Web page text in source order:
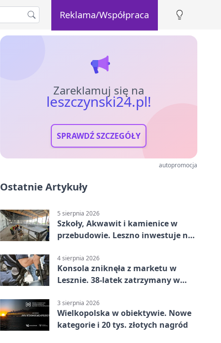
Reklama/Współpraca
Zareklamuj się na
leszczynski24.pl!
SPRAWDŹ SZCZEGÓŁY
autopromocja
Ostatnie Artykuły
5 sierpnia 2026
Szkoły, Akwawit i kamienice w
przebudowie. Leszno inwestuje na
4 sierpnia 2026
Konsola zniknęła z marketu w
Lesznie. 38-latek zatrzymany w
3 sierpnia 2026
Wielkopolska w obiektywie. Nowe
kategorie i 20 tys. złotych nagród